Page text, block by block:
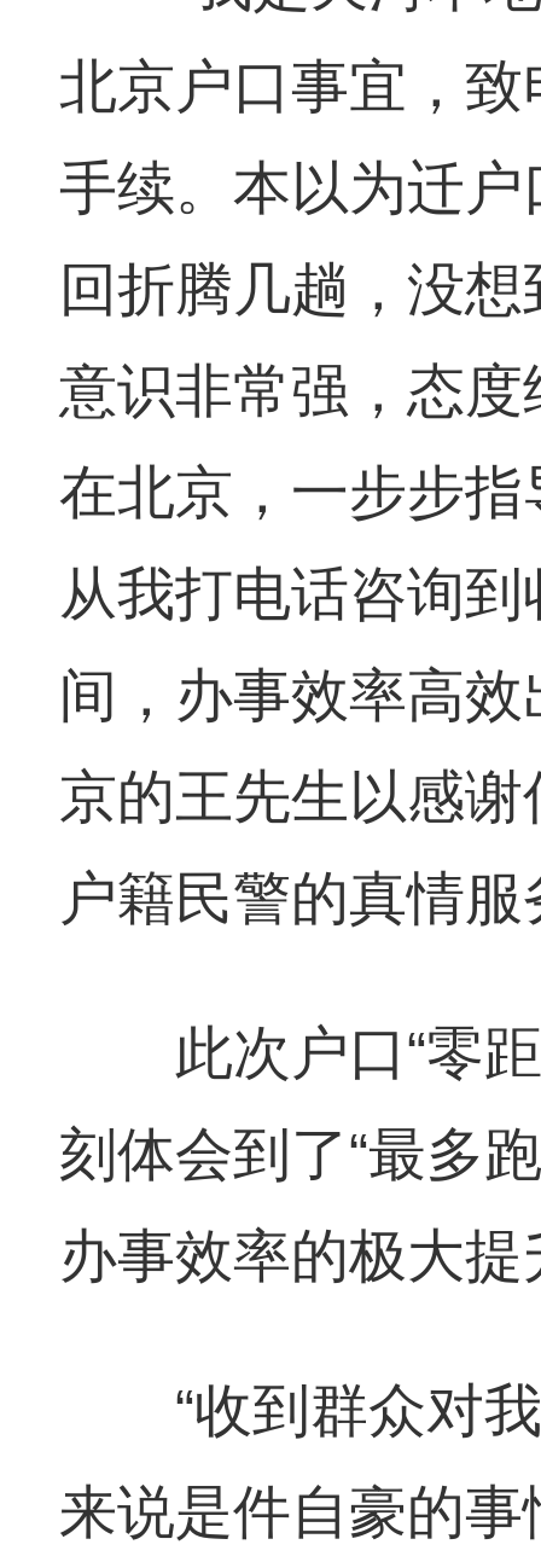
北京户口事宜，
手续。本以为迁
回折腾几趟，没
意识非常强，态
在北京，一步步
从我打电话咨询
间，办事效率高
京的王先生以感
户籍民警的真情
此次户口“零距
刻体会到了“最多
办事效率的极大提
“收到群众对我
来说是件自豪的